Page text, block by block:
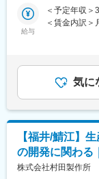
ィールドを用
また長期的な
■当社につい
・当社は、
という概念
なくお客様の
の発展に尽力
・重要項目と
柔軟に対応し
で、人々の夢
な成果を生み
・工程整備
（3）入社3
※面談を行い
修を受講して
充実していま
ご希望を最大
その際、通常
■会社、仕事
・現場での業
給与
＜予定年収＞
＜賃金内訳＞
40,000円・
※2025年度実
選考を通じ
含めた表記で
気に
【福井/鯖江】
の開発に関わる
株式会社村田製作所